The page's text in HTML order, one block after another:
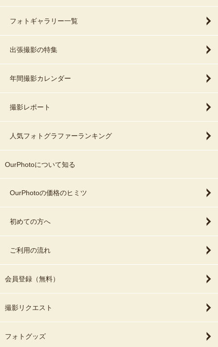
フォトギャラリー一覧
出張撮影の特集
年間撮影カレンダー
撮影レポート
人気フォトグラファーランキング
OurPhotoについて知る
OurPhotoの価格のヒミツ
初めての方へ
ご利用の流れ
会員登録（無料）
撮影リクエスト
フォトグッズ